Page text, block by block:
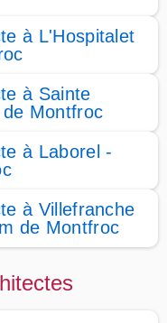
à L'Hospitalet
à Sainte
Montfroc
à Laborel -
à Villefranche
de Montfroc